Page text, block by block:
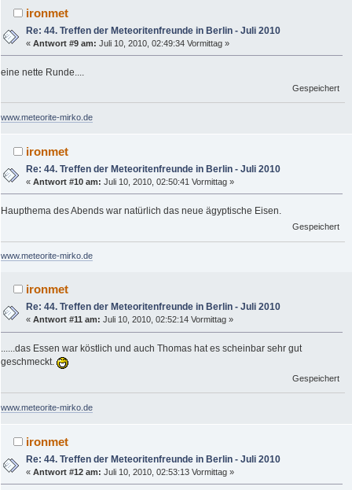
ironmet
Re: 44. Treffen der Meteoritenfreunde in Berlin - Juli 2010
«Antwort #9 am: Juli 10, 2010, 02:49:34 Vormittag »
eine nette Runde....
Gespeichert
www.meteorite-mirko.de
ironmet
Re: 44. Treffen der Meteoritenfreunde in Berlin - Juli 2010
«Antwort #10 am: Juli 10, 2010, 02:50:41 Vormittag »
Haupthema des Abends war natürlich das neue ägyptische Eisen.
Gespeichert
www.meteorite-mirko.de
ironmet
Re: 44. Treffen der Meteoritenfreunde in Berlin - Juli 2010
«Antwort #11 am: Juli 10, 2010, 02:52:14 Vormittag »
......das Essen war köstlich und auch Thomas hat es scheinbar sehr gut
geschmeckt.
Gespeichert
www.meteorite-mirko.de
ironmet
Re: 44. Treffen der Meteoritenfreunde in Berlin - Juli 2010
«Antwort #12 am: Juli 10, 2010, 02:53:13 Vormittag »